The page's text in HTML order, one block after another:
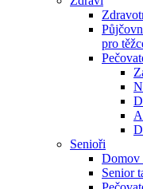
pro
Senioři
Domov
Senior